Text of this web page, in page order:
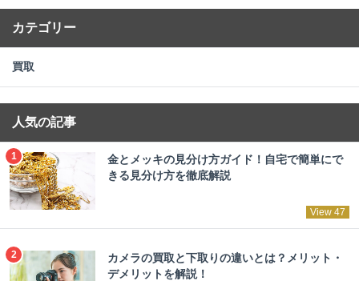
カテゴリー
買取
人気の記事
金とメッキの見分け方ガイド！自宅で簡単にで
きる見分け方を徹底解説
View 47
カメラの買取と下取りの違いとは？メリット・
デメリットを解説！